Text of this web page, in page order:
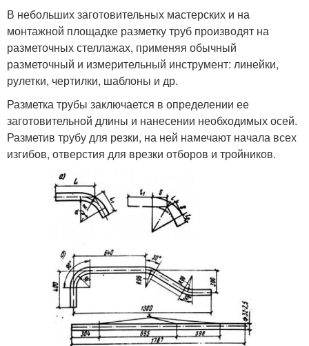
В небольших заготовительных мастерских и на
монтажной площадке разметку труб производят на
разметочных стеллажах, применяя обычный
разметочный и измерительный инструмент: линейки,
рулетки, чертилки, шаблоны и др.
Разметка трубы заключается в определении ее
заготовительной длины и нанесении необходимых осей.
Разметив трубу для резки, на ней намечают начала всех
изгибов, отверстия для врезки отборов и тройников.